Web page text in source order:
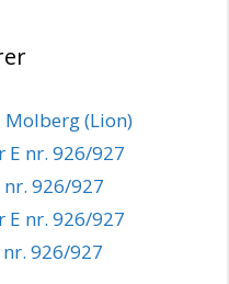
Molberg (Lion)
E nr. 926/927
nr. 926/927
E nr. 926/927
nr. 926/927